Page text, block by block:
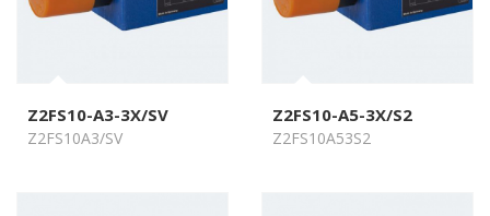
Z2FS10-A3-3X/SV
Z2FS10A3/SV
Z2FS10-A5-3X/S2
Z2FS10A53S2